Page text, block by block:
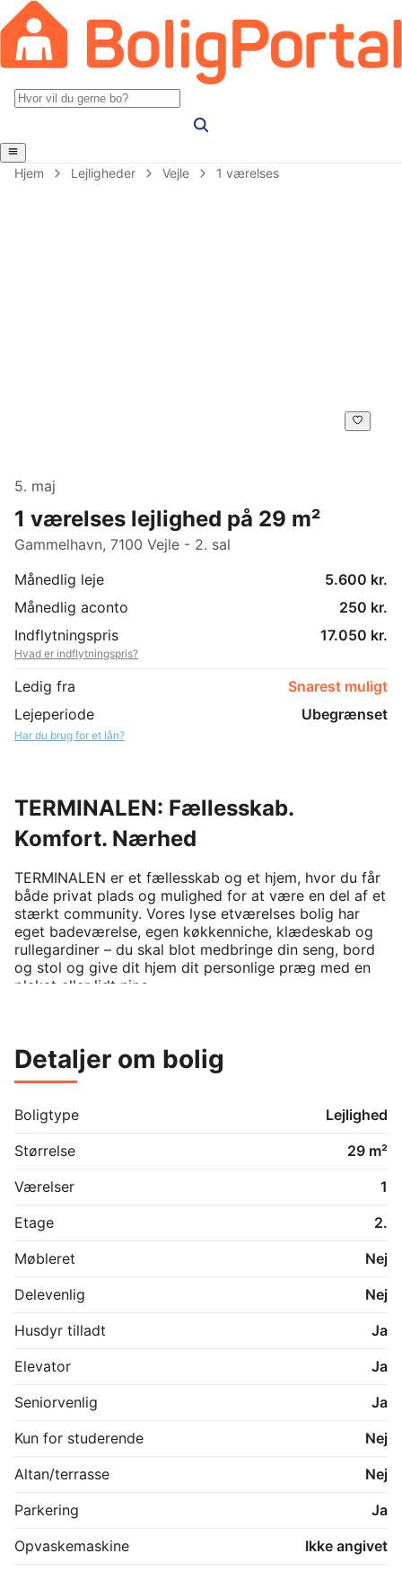
Hjem Lejligheder Vejle 1 værelses
5. maj
1 værelses lejlighed på 29 m²
Gammelhavn, 7100 Vejle - 2. sal
Månedlig leje
5.600 kr.
Månedlig aconto
250 kr.
Indflytningspris
17.050 kr.
Hvad er indflytningspris?
Ledig fra
Snarest muligt
Lejeperiode
Ubegrænset
Har du brug for et lån?
TERMINALEN: Fællesskab.
Komfort. Nærhed
TERMINALEN er et fællesskab og et hjem, hvor du får
både privat plads og mulighed for at være en del af et
stærkt community. Vores lyse etværelses bolig har
eget badeværelse, egen køkkenniche, klædeskab og
rullegardiner – du skal blot medbringe din seng, bord
og stol og give dit hjem dit personlige præg med en
plakat eller lidt nips.
omfavner forskelligheder og skaber plads til personlig
udvikling og venskaber for livet. TERMINALEN er
Som beboer får du adgang til fantastiske
fællesområder og fælleskøkkener, samt mulighed for
Community Manager er til stede i dagtimerne for at
TERMINALEN tilbyder bl.a. også fitnessrum,
shuffleboard, hyggekroge, study lounge,
cykelværksted, café/bar, loungeområde, tagterrasse,
TERMINALEN er et sted for dig, der ønsker et
meningsfuldt og socialt hjem med rammerne for en
sjov og udviklende hverdag.
den pågældende lejlighed
Detaljer om bolig
Boligtype
Lejlighed
Størrelse
29 m²
Værelser
1
Etage
2.
Møbleret
Nej
Delevenlig
Nej
Husdyr tilladt
Ja
Elevator
Ja
Seniorvenlig
Ja
Kun for studerende
Nej
Altan/terrasse
Nej
Parkering
Ja
Opvaskemaskine
Ikke angivet